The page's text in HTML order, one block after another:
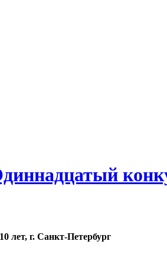
лет, г. Санкт-Петербург